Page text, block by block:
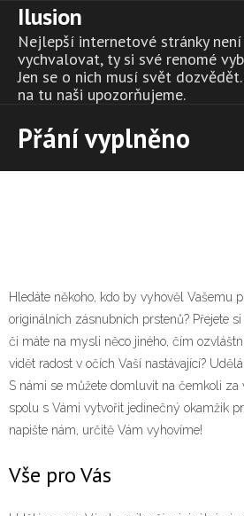
Skip
content
Ilusion
Nejlepší internetové stránky
vychvalovat, ty si své renomé
Jen se o nich musí svět
na tu naši upozorňujeme.
Přání vyplněno
Hledáte někoho, kdo by vyhověl Vašemu
originálních zásnubních prstenů? Přejete
či máte na mysli něco jiného, čím
vidět radost v očích Vaší nastávající?
S námi se můžete domluvit na čemkoli za
spolu s Vámi vytvořit jedinečný okamžik
napište nám, určitě Vám vyhovíme!
Vše pro Vás